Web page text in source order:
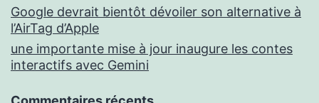
Google devrait bientôt dévoiler son alternative à
l’AirTag d’Apple
une importante mise à jour inaugure les contes
interactifs avec Gemini